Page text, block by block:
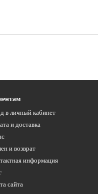
в личный кабинет
и доставка
и возврат
информация
сайта